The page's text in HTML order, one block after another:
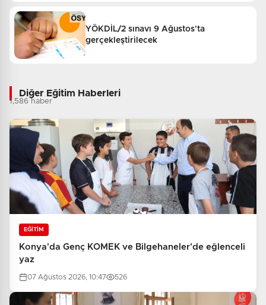
YÖKDİL/2 sınavı 9 Ağustos'ta
gerçekleştirilecek
Diğer Eğitim Haberleri
1,586 haber
EĞİTİM
Konya'da Genç KOMEK ve Bilgehaneler'de eğlenceli
yaz
07 Ağustos 2026, 10:47 526